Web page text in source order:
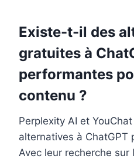
Existe-t-il des
gratuites à
performantes
contenu ?
Perplexity AI et
alternatives à ChatGPT
Avec leur recherche